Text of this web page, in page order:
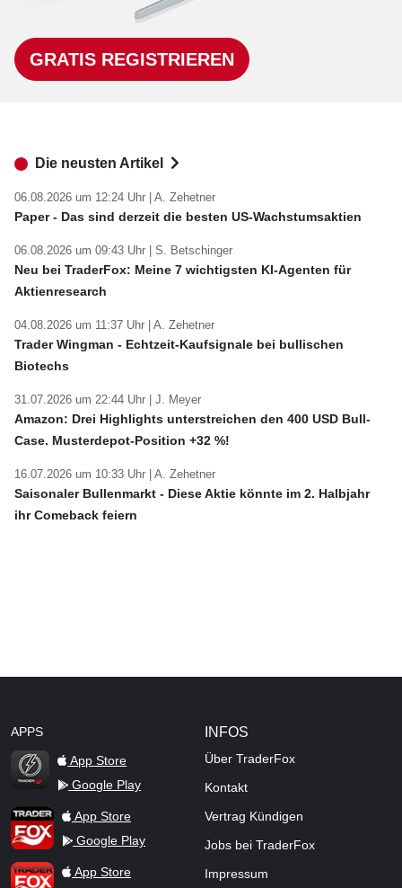
GRATIS REGISTRIEREN
Die neusten Artikel
06.08.2026 um 12:24 Uhr | A. Zehetner
Paper - Das sind derzeit die besten US-Wachstumsaktien
06.08.2026 um 09:43 Uhr | S. Betschinger
Neu bei TraderFox: Meine 7 wichtigsten KI-Agenten für
Aktienresearch
04.08.2026 um 11:37 Uhr | A. Zehetner
Trader Wingman - Echtzeit-Kaufsignale bei bullischen
Biotechs
31.07.2026 um 22:44 Uhr | J. Meyer
Amazon: Drei Highlights unterstreichen den 400 USD Bull-
Case. Musterdepot-Position +32 %!
16.07.2026 um 10:33 Uhr | A. Zehetner
Saisonaler Bullenmarkt - Diese Aktie könnte im 2. Halbjahr
ihr Comeback feiern
APPS
TraderFox Flash
App Store
Google Play
TraderFox AppApp Store
Google Play
TraderFox ProApp Store
INFOS
Über TraderFox
Kontakt
Vertrag Kündigen
Jobs bei TraderFox
Impressum